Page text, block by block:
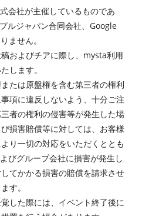
会社が主催しているものであ
ルジャパン合同会社、Google
ません。
およびチアに際し、mysta利用
します。
たは原盤権を含む第三者の権利
項に違反しないよう、十分ご注
者の権利の侵害等が発生した場
損害賠償等に対しては、お客様
り一切の対応をいただくととも
びグループ会社に損害が発生し
てかかる損害の賠償を請求させ
す。
した際には、イベント終了後に